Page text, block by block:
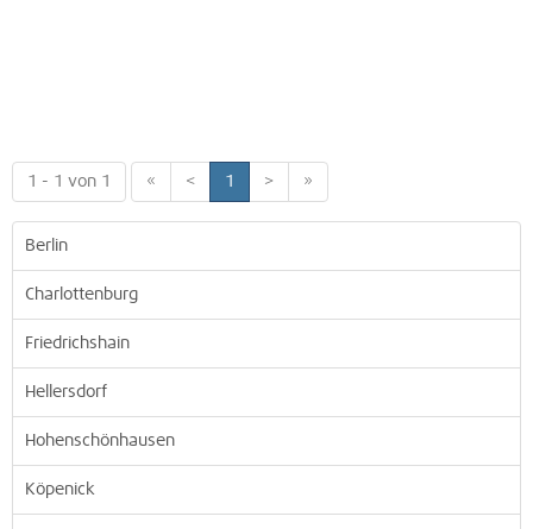
1 - 1 von 1 « < 1 > »
Berlin
Charlottenburg
Friedrichshain
Hellersdorf
Hohenschönhausen
Köpenick